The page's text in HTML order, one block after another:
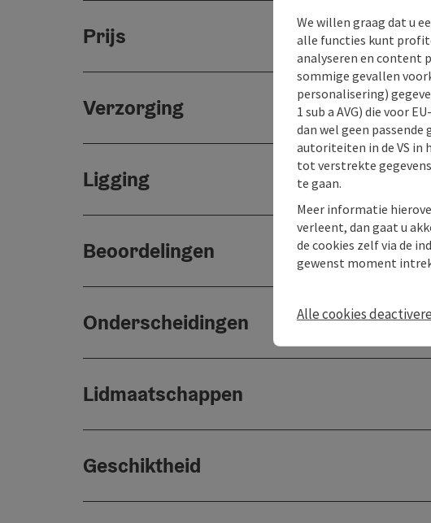
Prijs
Verzorging
Ligging
Beoordelingen
Onderscheidingen
Lidmaatschappen
Geschiktheid
We willen graag dat u
alle functies kunt
analyseren en content
sommige gevallen
personalisering)
1 sub a AVG) die voor
dan wel geen passende
autoriteiten in de VS
tot verstrekte
te gaan.
Meer informatie
verleent, dan gaat u
de cookies zelf via de
gewenst moment
Alle cookies